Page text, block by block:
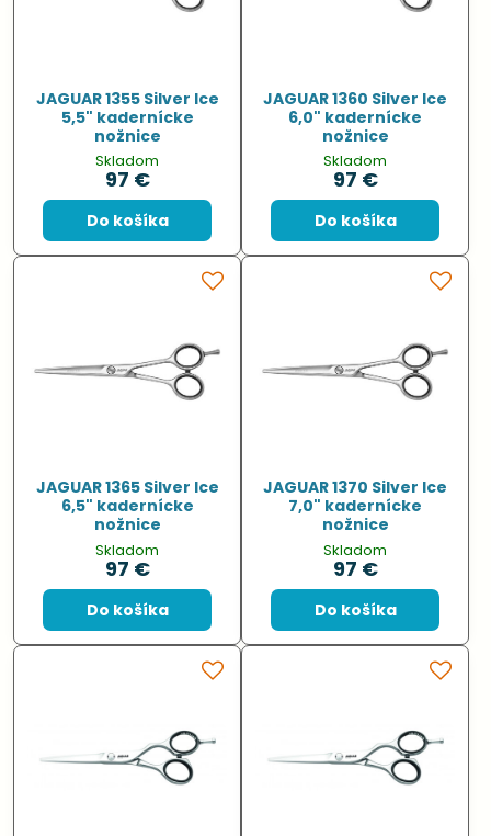
JAGUAR 1355 Silver Ice
5,5" kadernícke
nožnice
Skladom
97 €
Do košíka
JAGUAR 1360 Silver Ice
6,0" kadernícke
nožnice
Skladom
97 €
Do košíka
JAGUAR 1365 Silver Ice
6,5" kadernícke
nožnice
Skladom
97 €
Do košíka
JAGUAR 1370 Silver Ice
7,0" kadernícke
nožnice
Skladom
97 €
Do košíka